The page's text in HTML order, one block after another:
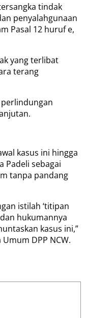
tindak
penyalahgunaan
Pasal 12 huruf e,
yang terlibat
terang
kasus ini hingga
Padeli sebagai
tanpa pandang
istilah ‘titipan
hukumannya
kasus ini,”
DPP NCW.